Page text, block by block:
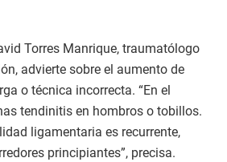
Torres Manrique, traumatólogo
advierte sobre el aumento de
o técnica incorrecta. “En el
tendinitis en hombros o tobillos.
ligamentaria es recurrente,
principiantes”, precisa.